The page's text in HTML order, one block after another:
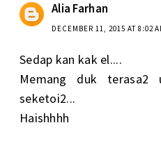
Alia Farhan
DECEMBER 11, 2015 AT 8:02
Sedap kan kak el....
Memang duk
seketoi2...
Haishhhh